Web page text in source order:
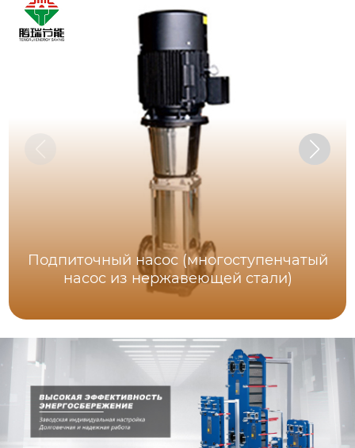
Подпиточный насос (многоступенчатый
насос из нержавеющей стали)